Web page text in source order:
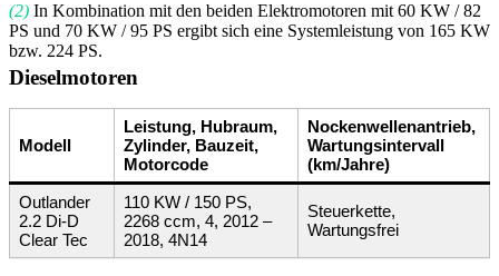
(2) In Kombination mit den beiden Elektromotoren mit 60 KW / 82
PS und 70 KW / 95 PS ergibt sich eine Systemleistung von 165 KW
bzw. 224 PS.
Dieselmotoren
Modell
Leistung, Hubraum,
Zylinder, Bauzeit,
Motorcode
Nockenwellenantrieb,
Wartungsintervall
(km/Jahre)
Outlander
2.2 Di-D
Clear Tec
110 KW / 150 PS,
2268 ccm, 4, 2012 –
2018, 4N14
Steuerkette,
Wartungsfrei